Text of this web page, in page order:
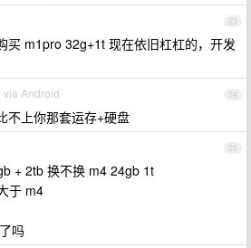
23
买 m1pro 32g+1t 现在依旧杠杠的，开发
24
via Android
不上你那套运存+硬盘
25
+ 2tb 换不换 m4 24gb 1t
于 m4
吗